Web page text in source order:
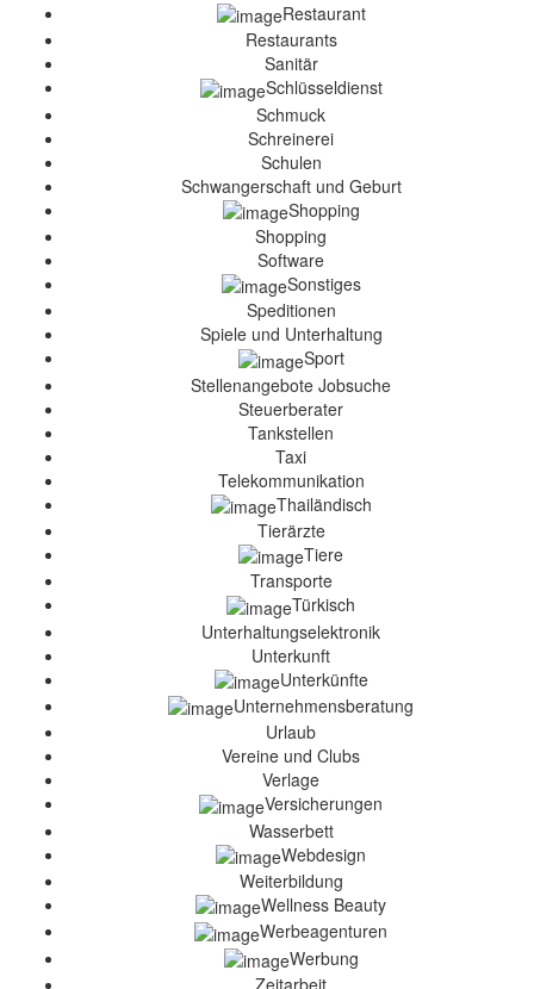
Restaurant
Restaurants
Sanitär
Schlüsseldienst
Schmuck
Schreinerei
Schulen
Schwangerschaft und Geburt
Shopping
Shopping
Software
Sonstiges
Speditionen
Spiele und Unterhaltung
Sport
Stellenangebote Jobsuche
Steuerberater
Tankstellen
Taxi
Telekommunikation
Thailändisch
Tierärzte
Tiere
Transporte
Türkisch
Unterhaltungselektronik
Unterkunft
Unterkünfte
Unternehmensberatung
Urlaub
Vereine und Clubs
Verlage
Versicherungen
Wasserbett
Webdesign
Weiterbildung
Wellness Beauty
Werbeagenturen
Werbung